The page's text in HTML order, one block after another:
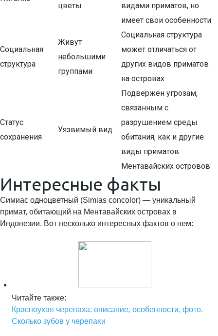
цветы
видами приматов, но
имеет свои особенности
Социальная
структура
Живут
небольшими
группами
Социальная структура
может отличаться от
других видов приматов
на островах
Статус
сохранения
Уязвимый вид
Подвержен угрозам,
связанным с
разрушением среды
обитания, как и другие
виды приматов
Ментавайских островов
Интересные факты
Симиас одноцветный (Simias concolor) — уникальный
примат, обитающий на Ментавайских островах в
Индонезии. Вот несколько интересных фактов о нем:
Читайте также:
Красноухая черепаха: описание, особенности, фото.
Сколько зубов у черепахи